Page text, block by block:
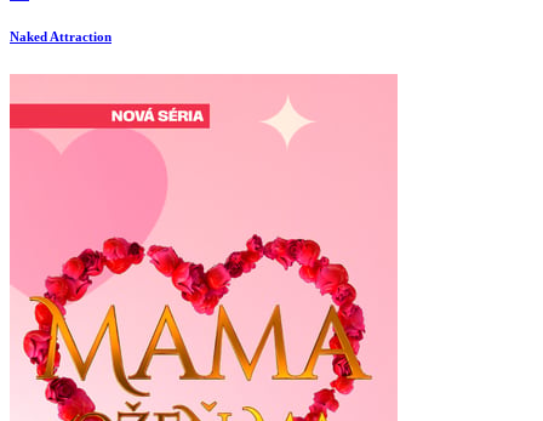
Naked Attraction